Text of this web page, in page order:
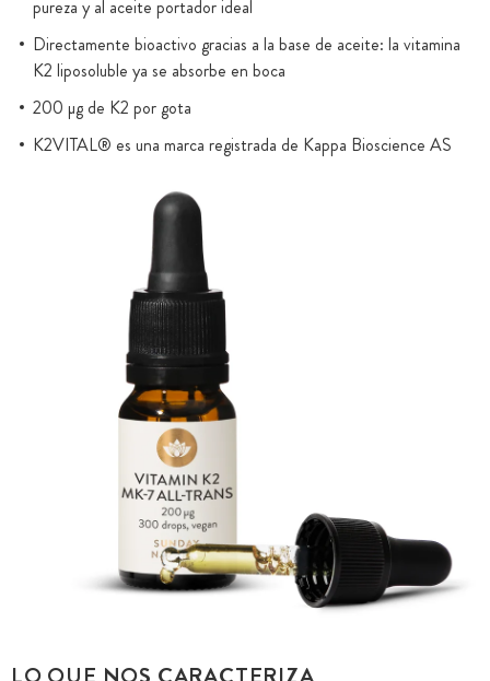
pureza y al aceite portador ideal
Directamente bioactivo gracias a la base de aceite: la vitamina
K2 liposoluble ya se absorbe en boca
200 µg de K2 por gota
K2VITAL® es una marca registrada de Kappa Bioscience AS